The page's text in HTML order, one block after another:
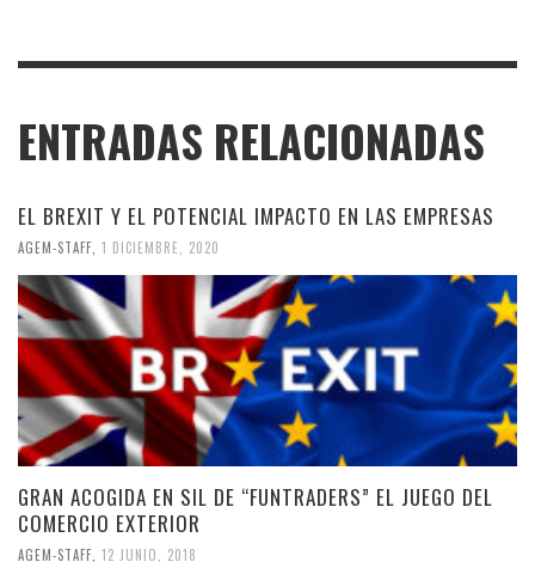
ENTRADAS RELACIONADAS
EL BREXIT Y EL POTENCIAL IMPACTO EN LAS EMPRESAS
AGEM-STAFF, 1 DICIEMBRE, 2020
GRAN ACOGIDA EN SIL DE “FUNTRADERS” EL JUEGO DEL
COMERCIO EXTERIOR
AGEM-STAFF 12 JUNIO, 2018